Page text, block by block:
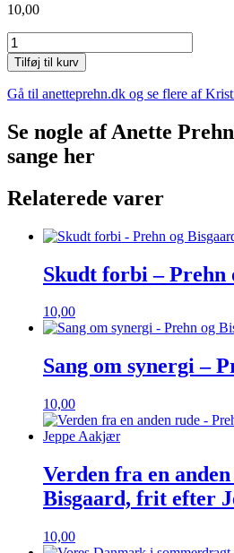
10,00
en
galaksesværm
-
Prehn
Bisgaard
antal
Tilføj til kurv
Gå til anetteprehn.dk og se flere af
Se nogle af Anette
sange her
Relaterede varer
Skudt forbi – Prehn
10,00
Sang om synergi –
10,00
Verden fra en
Bisgaard, frit efter
10,00